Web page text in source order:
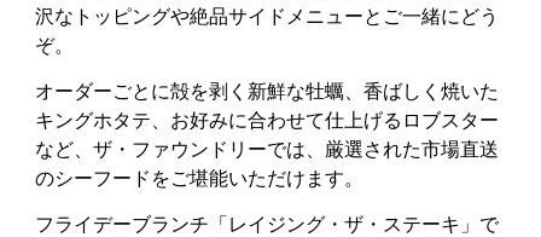
沢なトッピングや絶品サイドメニューとご一緒にどう
ぞ。
オーダーごとに殻を剥く新鮮な牡蠣、香ばしく焼いた
キングホタテ、お好みに合わせて仕上げるロブスター
など、ザ・ファウンドリーでは、厳選された市場直送
のシーフードをご堪能いただけます。
フライデーブランチ「レイジング・ザ・ステーキ」で